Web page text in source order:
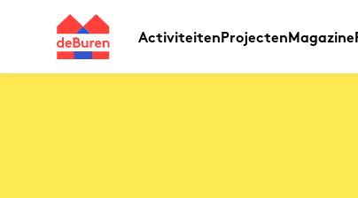
ActiviteitenProjectenMagazine